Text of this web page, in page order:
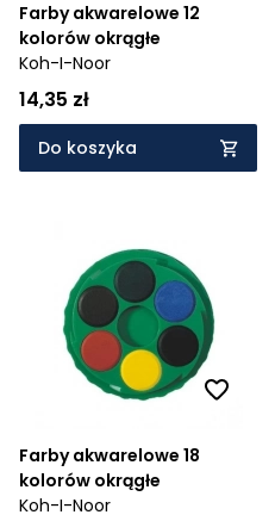
Farby akwarelowe 12
kolorów okrągłe
Koh-I-Noor
14,35 zł
Do koszyka
Farby akwarelowe 18
kolorów okrągłe
Koh-I-Noor